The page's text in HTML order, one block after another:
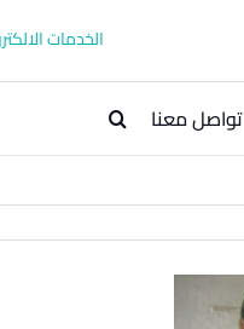
الخدمات
تواصل معنا